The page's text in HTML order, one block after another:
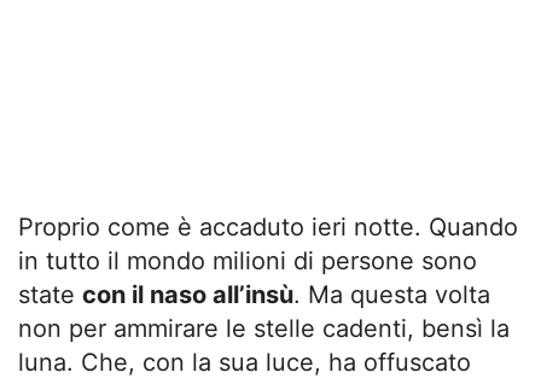
Proprio come è accaduto ieri notte. Quando
in tutto il mondo milioni di persone sono
state con il naso all’insù. Ma questa volta
non per ammirare le stelle cadenti, bensì la
luna. Che, con la sua luce, ha offuscato